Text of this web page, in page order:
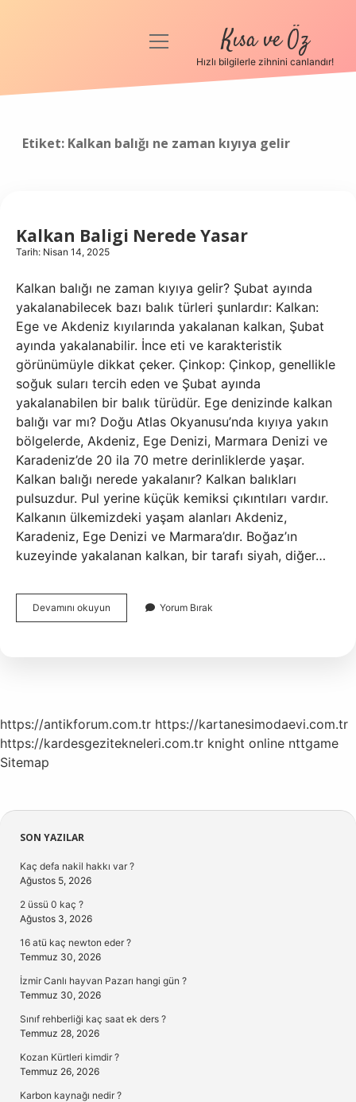
Anasayfa
menüyü
Kısa ve Öz
Hızlı bilgilerle zihnini canlandır!
Etiket: Kalkan balığı ne zaman kıyıya gelir
Kalkan Baligi Nerede Yasar
Tarih: Nisan 14, 2025
Kalkan balığı ne zaman kıyıya gelir? Şubat ayında
yakalanabilecek bazı balık türleri şunlardır: Kalkan:
Ege ve Akdeniz kıyılarında yakalanan kalkan, Şubat
ayında yakalanabilir. İnce eti ve karakteristik
görünümüyle dikkat çeker. Çinkop: Çinkop, genellikle
soğuk suları tercih eden ve Şubat ayında
yakalanabilen bir balık türüdür. Ege denizinde kalkan
balığı var mı? Doğu Atlas Okyanusu’nda kıyıya yakın
bölgelerde, Akdeniz, Ege Denizi, Marmara Denizi ve
Karadeniz’de 20 ila 70 metre derinliklerde yaşar.
Kalkan balığı nerede yakalanır? Kalkan balıkları
pulsuzdur. Pul yerine küçük kemiksi çıkıntıları vardır.
Kalkanın ülkemizdeki yaşam alanları Akdeniz,
Karadeniz, Ege Denizi ve Marmara’dır. Boğaz’ın
kuzeyinde yakalanan kalkan, bir tarafı siyah, diğer…
Devamını okuyun
Baligi
Yorum Bırak
https://antikforum.com.tr https://kartanesimodaevi.com.tr
https://kardesgezitekneleri.com.tr knight online nttgame
Sitemap
Sidebar
SON YAZILAR
Kaç defa nakil hakkı var ?
Ağustos 5, 2026
2 üssü 0 kaç ?
Ağustos 3, 2026
16 atü kaç newton eder ?
Temmuz 30, 2026
İzmir Canlı hayvan Pazarı hangi gün ?
Temmuz 30, 2026
Sınıf rehberliği kaç saat ek ders ?
Temmuz 28, 2026
Kozan Kürtleri kimdir ?
Temmuz 26, 2026
Karbon kaynağı nedir ?